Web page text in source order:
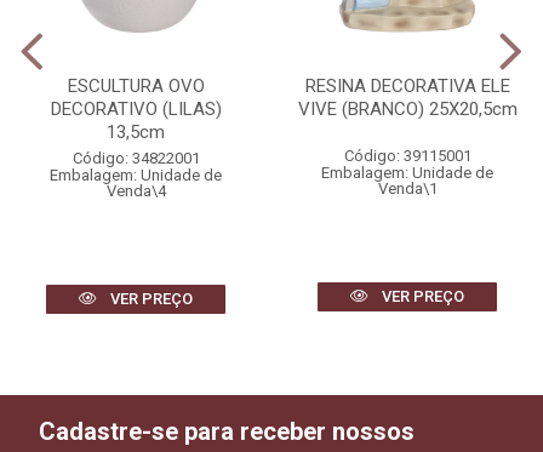
ESCULTURA OVO
DECORATIVO (LILAS)
13,5cm
Código: 34822001
Embalagem: Unidade de
Venda\4
VER PREÇO
RESINA DECORATIVA ELE
VIVE (BRANCO) 25X20,5cm
Código: 39115001
Embalagem: Unidade de
Venda\1
VER PREÇO
Cadastre-se para receber nossos